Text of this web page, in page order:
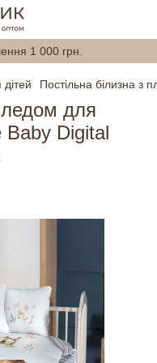
1 000 грн.
Постільна білизна
для
Baby Digital